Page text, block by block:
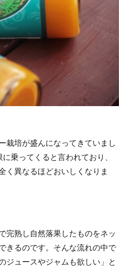
栽培が盛んになってきていまし
乗ってくると言われており、
く異なるほどおいしくなりま
完熟し自然落果したものをネッ
きるのです。そんな流れの中で
ジュースやジャムも欲しい」と